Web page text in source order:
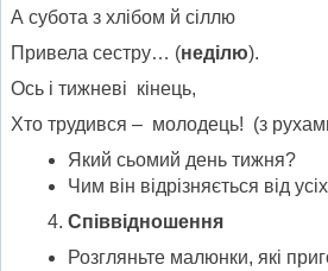
А субота з хлібом й сіллю
Привела сестру… (неділю).
Ось і тижневі кінець,
Хто трудився – молодець! (з
Який сьомий день тижня?
Чим він відрізняється від
Співвідношення
Розгляньте малюнки, які